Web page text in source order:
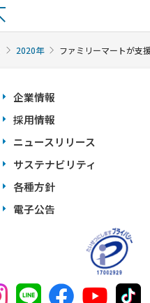
2020年 ファミリーマートが支
企業情報
採用情報
ニュースリリース
サステナビリティ
各種方針
電子公告